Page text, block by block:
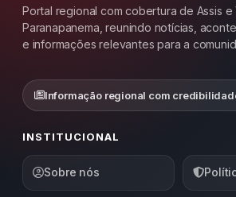
Portal regional com cobertura de Assis e
Paranapanema, reunindo notícias,
e informações relevantes para a
Informação regional com
INSTITUCIONAL
Sobre nós